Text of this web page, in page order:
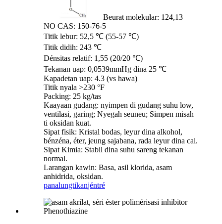
Beurat molekular: 124,13
NO CAS: 150-76-5
Titik lebur: 52,5 ℃ (55-57 ℃)
Titik didih: 243 ℃
Dénsitas relatif: 1,55 (20/20 ℃)
Tekanan uap: 0,0539mmHg dina 25 ℃
Kapadetan uap: 4.3 (vs hawa)
Titik nyala >230 °F
Packing: 25 kg/tas
Kaayaan gudang: nyimpen di gudang suhu low,
ventilasi, garing; Nyegah seuneu; Simpen misah
ti oksidan kuat.
Sipat fisik: Kristal bodas, leyur dina alkohol,
bénzéna, éter, jeung sajabana, rada leyur dina cai.
Sipat Kimia: Stabil dina suhu sareng tekanan
normal.
Larangan kawin: Basa, asil klorida, asam
anhidrida, oksidan.
panalungtikanjéntré